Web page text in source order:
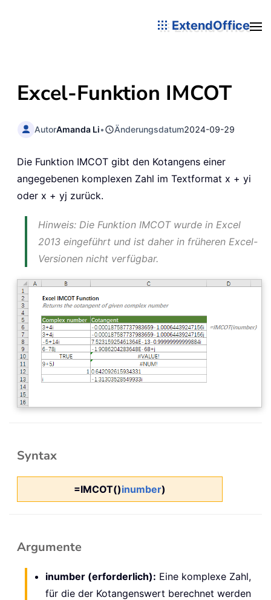
ExtendOffice
Excel-Funktion IMCOT
AutorAmanda Li• Änderungsdatum2024-09-29
Die Funktion IMCOT gibt den Kotangens einer
angegebenen komplexen Zahl im Textformat x + yi
oder x + yj zurück.
Hinweis: Die Funktion IMCOT wurde in Excel
2013 eingeführt und ist daher in früheren Excel-
Versionen nicht verfügbar.
Syntax
=IMCOT()inumber)
Argumente
inumber (erforderlich): Eine komplexe Zahl,
für die der Kotangenswert berechnet werden